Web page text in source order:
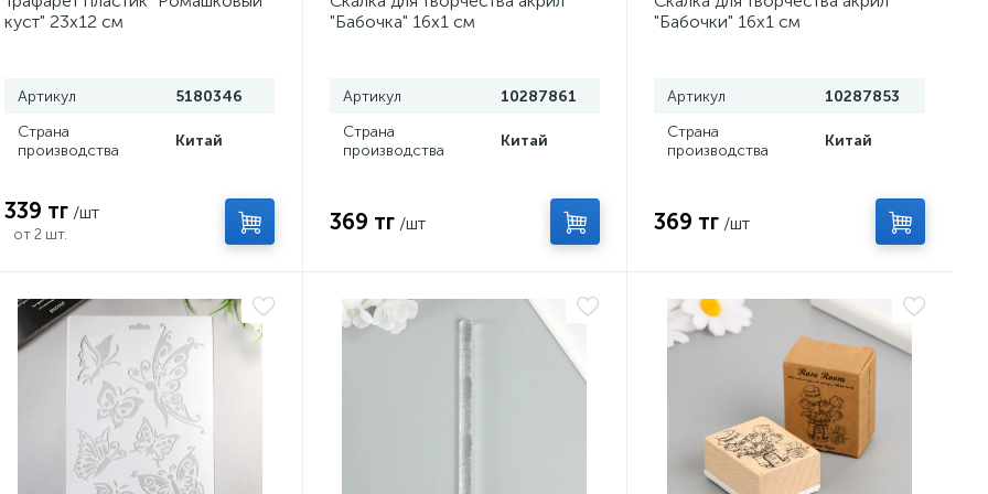
куст" 23х12 см
Артикул
5180346
Страна
производства
Китай
339 тг /шт
от 2 шт.
"Бабочка" 16х1 см
Артикул
10287861
Страна
производства
Китай
369 тг /шт
"Бабочки" 16х1 см
Артикул
10287853
Страна
производства
Китай
369 тг /шт